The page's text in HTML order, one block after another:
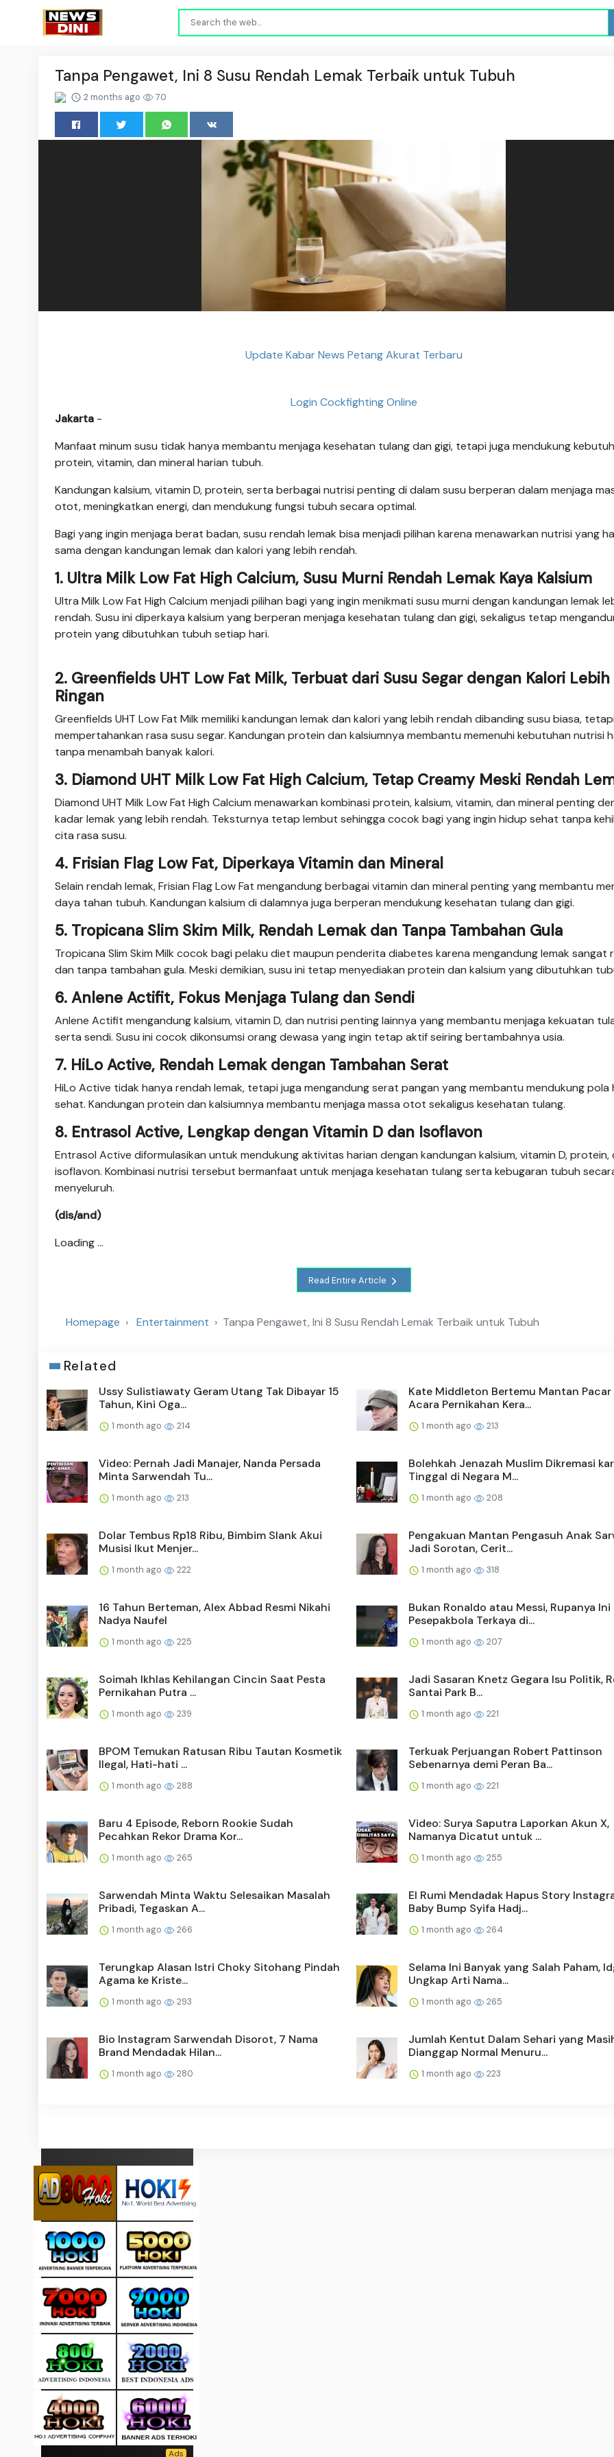
Tanpa Pengawet, Ini 8 Susu Rendah Lemak Terbaik untuk Tubuh
2 months ago 70
Update Kabar News Petang Akurat Terbaru
Login Cockfighting Online
Jakarta -
Manfaat minum susu tidak hanya membantu menjaga kesehatan tulang dan gigi, tetapi juga mendukung
protein, vitamin, dan mineral harian tubuh.
Kandungan kalsium, vitamin D, protein, serta berbagai nutrisi penting di dalam susu berperan dalam menjaga
otot, meningkatkan energi, dan mendukung fungsi tubuh secara optimal.
Bagi yang ingin menjaga berat badan, susu rendah lemak bisa menjadi pilihan karena menawarkan nutrisi yang
sama dengan kandungan lemak dan kalori yang lebih rendah.
1. Ultra Milk Low Fat High Calcium, Susu Murni Rendah Lemak Kaya Kalsium
Ultra Milk Low Fat High Calcium menjadi pilihan bagi yang ingin menikmati susu murni dengan kandungan lemak
rendah. Susu ini diperkaya kalsium yang berperan menjaga kesehatan tulang dan gigi, sekaligus tetap
protein yang dibutuhkan tubuh setiap hari.
2. Greenfields UHT Low Fat Milk, Terbuat dari Susu Segar dengan Kalori Lebih
Ringan
Greenfields UHT Low Fat Milk memiliki kandungan lemak dan kalori yang lebih rendah dibanding susu biasa,
mempertahankan rasa susu segar. Kandungan protein dan kalsiumnya membantu memenuhi kebutuhan nutrisi
tanpa menambah banyak kalori.
3. Diamond UHT Milk Low Fat High Calcium, Tetap Creamy Meski Rendah
Diamond UHT Milk Low Fat High Calcium menawarkan kombinasi protein, kalsium, vitamin, dan mineral penting
kadar lemak yang lebih rendah. Teksturnya tetap lembut sehingga cocok bagi yang ingin hidup sehat tanpa
cita rasa susu.
4. Frisian Flag Low Fat, Diperkaya Vitamin dan Mineral
Selain rendah lemak, Frisian Flag Low Fat mengandung berbagai vitamin dan mineral penting yang membantu
daya tahan tubuh. Kandungan kalsium di dalamnya juga berperan mendukung kesehatan tulang dan gigi.
5. Tropicana Slim Skim Milk, Rendah Lemak dan Tanpa Tambahan Gula
Tropicana Slim Skim Milk cocok bagi pelaku diet maupun penderita diabetes karena mengandung lemak sangat
dan tanpa tambahan gula. Meski demikian, susu ini tetap menyediakan protein dan kalsium yang dibutuhkan
6. Anlene Actifit, Fokus Menjaga Tulang dan Sendi
Anlene Actifit mengandung kalsium, vitamin D, dan nutrisi penting lainnya yang membantu menjaga kekuatan
serta sendi. Susu ini cocok dikonsumsi orang dewasa yang ingin tetap aktif seiring bertambahnya usia.
7. HiLo Active, Rendah Lemak dengan Tambahan Serat
HiLo Active tidak hanya rendah lemak, tetapi juga mengandung serat pangan yang membantu mendukung pola
sehat. Kandungan protein dan kalsiumnya membantu menjaga massa otot sekaligus kesehatan tulang.
8. Entrasol Active, Lengkap dengan Vitamin D dan Isoflavon
Entrasol Active diformulasikan untuk mendukung aktivitas harian dengan kandungan kalsium, vitamin D, protein,
isoflavon. Kombinasi nutrisi tersebut bermanfaat untuk menjaga kesehatan tulang serta kebugaran tubuh
menyeluruh.
(dis/and)
Loading ...
Read Entire Article
Homepage Entertainment Tanpa Pengawet, Ini 8 Susu Rendah Lemak Terbaik untuk Tubuh
Related
Ussy Sulistiawaty Geram Utang Tak Dibayar 15
Tahun, Kini Oga...
1 month ago 214
Kate Middleton Bertemu Mantan Pacar
Acara Pernikahan Kera...
1 month ago 213
Video: Pernah Jadi Manajer, Nanda Persada
Minta Sarwendah Tu...
1 month ago 213
Bolehkah Jenazah Muslim Dikremasi
Tinggal di Negara M...
1 month ago 208
Dolar Tembus Rp18 Ribu, Bimbim Slank Akui
Musisi Ikut Menjer...
1 month ago 222
Pengakuan Mantan Pengasuh Anak
Jadi Sorotan, Cerit...
1 month ago 318
16 Tahun Berteman, Alex Abbad Resmi Nikahi
Nadya Naufel
1 month ago 225
Bukan Ronaldo atau Messi, Rupanya Ini
Pesepakbola Terkaya di...
1 month ago 207
Soimah Ikhlas Kehilangan Cincin Saat Pesta
Pernikahan Putra ...
1 month ago 239
Jadi Sasaran Knetz Gegara Isu Politik,
Santai Park B...
1 month ago 221
BPOM Temukan Ratusan Ribu Tautan Kosmetik
Ilegal, Hati-hati ...
1 month ago 288
Terkuak Perjuangan Robert Pattinson
Sebenarnya demi Peran Ba...
1 month ago 221
Baru 4 Episode, Reborn Rookie Sudah
Pecahkan Rekor Drama Kor...
1 month ago 265
Video: Surya Saputra Laporkan Akun X,
Namanya Dicatut untuk ...
1 month ago 255
Sarwendah Minta Waktu Selesaikan Masalah
Pribadi, Tegaskan A...
1 month ago 266
El Rumi Mendadak Hapus Story
Baby Bump Syifa Hadj...
1 month ago 264
Terungkap Alasan Istri Choky Sitohang Pindah
Agama ke Kriste...
1 month ago 293
Selama Ini Banyak yang Salah Paham,
Ungkap Arti Nama...
1 month ago 265
Bio Instagram Sarwendah Disorot, 7 Nama
Brand Mendadak Hilan...
1 month ago 280
Jumlah Kentut Dalam Sehari yang
Dianggap Normal Menuru...
1 month ago 223